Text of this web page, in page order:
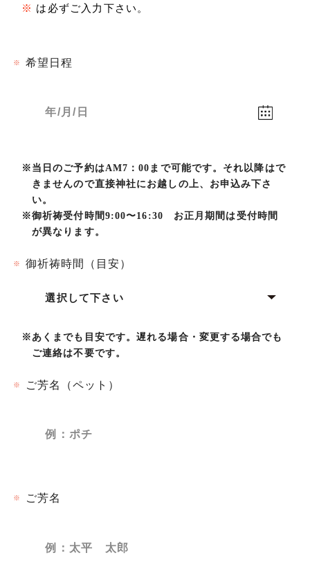
※ は必ずご入力下さい。
※ 希望日程
※ 当日のご予約はAM7：00まで可能です。それ以降はで
きませんので直接神社にお越しの上、お申込み下さ
い。
※御祈祷受付時間9:00〜16:30 お正月期間は受付時間
が異なります。
※ 御祈祷時間（目安）
※ あくまでも目安です。遅れる場合・変更する場合でも
ご連絡は不要です。
※ ご芳名（ペット）
※ ご芳名